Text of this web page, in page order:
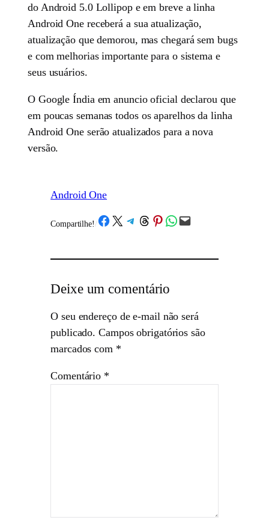
do Android 5.0 Lollipop e em breve a linha
Android One receberá a sua atualização,
atualização que demorou, mas chegará sem bugs
e com melhorias importante para o sistema e
seus usuários.
O Google Índia em anuncio oficial declarou que
em poucas semanas todos os aparelhos da linha
Android One serão atualizados para a nova
versão.
Android One
Compartilhe! /Share on Facebook
Share on X Share on Telegram
Share on Threads
Share on Pinterest
Share on WhatsApp
Email this Page
Deixe um comentário
O seu endereço de e-mail não será
publicado. Campos obrigatórios são
marcados com *
Comentário *